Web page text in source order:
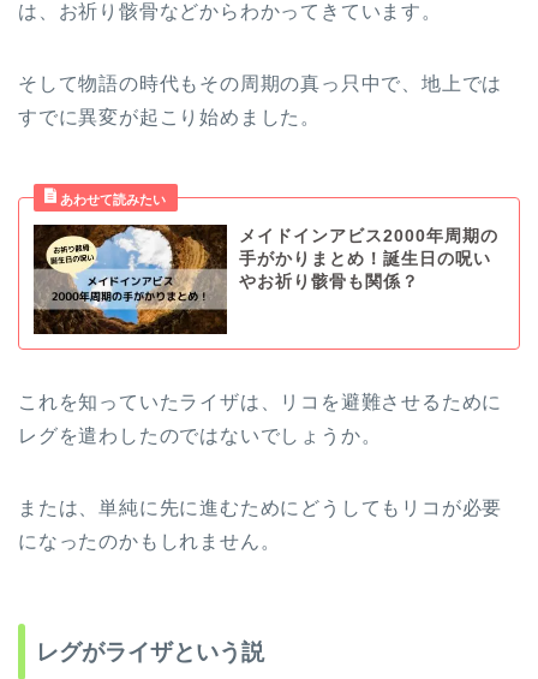
は、お祈り骸骨などからわかってきています。
そして物語の時代もその周期の真っ只中で、地上では
すでに異変が起こり始めました。
メイドインアビス2000年周期の
手がかりまとめ！誕生日の呪い
やお祈り骸骨も関係？
これを知っていたライザは、リコを避難させるために
レグを遣わしたのではないでしょうか。
または、単純に先に進むためにどうしてもリコが必要
になったのかもしれません。
レグがライザという説